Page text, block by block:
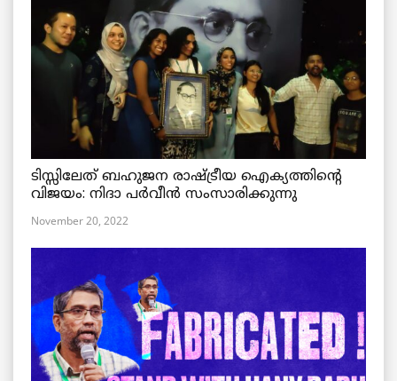
ടിസ്സിലേത് ബഹുജന രാഷ്ട്രീയ ഐക്യത്തിന്റെ
വിജയം: നിദാ പർവീൻ സംസാരിക്കുന്നു
November 20, 2022